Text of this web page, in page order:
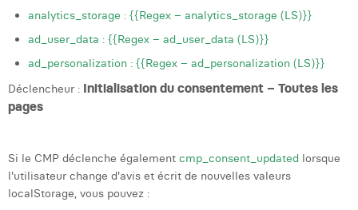
analytics_storage : {{Regex – analytics_storage (LS)}}
ad_user_data : {{Regex – ad_user_data (LS)}}
ad_personalization : {{Regex – ad_personalization (LS)}}
Déclencheur : Initialisation du consentement – Toutes les
pages
Si le CMP déclenche également cmp_consent_updated lorsque
l'utilisateur change d'avis et écrit de nouvelles valeurs
localStorage, vous pouvez :